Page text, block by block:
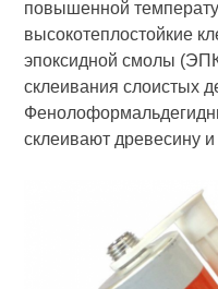
повышенной
высокотеплостойкие
эпоксидной смолы
склеи­вания слоистых
склеивают древесину